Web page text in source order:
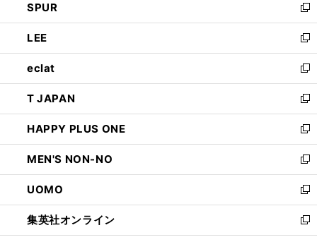
で
開
く
ド
ウ
で
開
く
ィ
ン
ド
ウ
で
開
く
い
ウ
ィ
ン
ド
ウ
で
開
く
SPUR
新
し
い
ウ
ィ
ン
ド
ウ
で
開
く
LEE
新
し
い
ウ
ィ
ン
ド
ウ
で
開
く
eclat
新
し
い
ウ
ィ
ン
ド
ウ
で
開
く
T JAPAN
新
し
い
ウ
ィ
ン
ド
ウ
で
開
HAPPY PLUS ONE
新
し
い
ウ
ィ
ン
ド
ウ
MEN'S NON-NO
新
し
い
ウ
ィ
ン
UOMO
新
し
い
ウ
集英社オンライン
新
し